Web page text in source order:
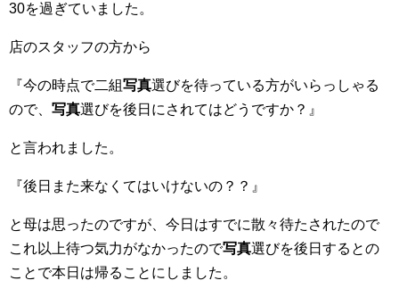
30を過ぎていました。
店のスタッフの方から
『今の時点で二組写真選びを待っている方がいらっしゃる
ので、 写真選びを後日にされてはどうですか？』
と言われました。
『後日また来なくてはいけないの？？』
と母は思ったのですが、今日はすでに散々待たされたので
これ以上待つ気力がなかったので写真選びを後日するとの
ことで本日は帰ることにしました。